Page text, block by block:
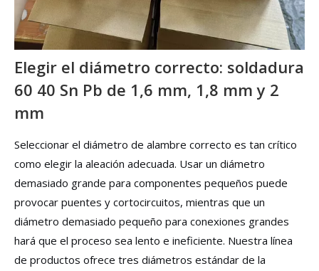
Elegir el diámetro correcto: soldadura
60 40 Sn Pb de 1,6 mm, 1,8 mm y 2
mm
Seleccionar el diámetro de alambre correcto es tan crítico
como elegir la aleación adecuada. Usar un diámetro
demasiado grande para componentes pequeños puede
provocar puentes y cortocircuitos, mientras que un
diámetro demasiado pequeño para conexiones grandes
hará que el proceso sea lento e ineficiente. Nuestra línea
de productos ofrece tres diámetros estándar de la